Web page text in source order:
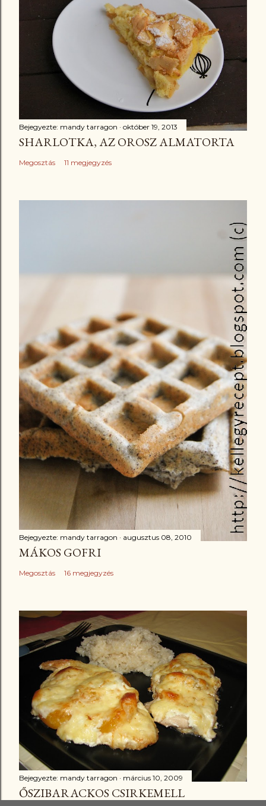
Bejegyezte: mandy tarragon október 19, 2013
SHARLOTKA, AZ OROSZ ALMATORTA
Megosztás 11 megjegyzés
Bejegyezte: mandy tarragon augusztus 08, 2010
MÁKOS GOFRI
Megosztás 16 megjegyzés
Bejegyezte: mandy tarragon március 10, 2009
ŐSZIBARACKOS CSIRKEMELL